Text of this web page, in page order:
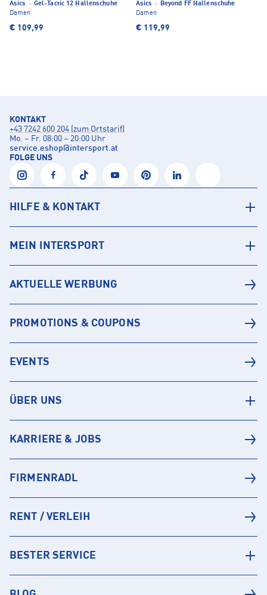
Asics · Gel-Tactic 12 Hallenschuhe
Damen
€ 109,99
Asics · Beyond FF Hallenschuhe
Damen
€ 119,99
KONTAKT
+43 7242 600 204 (zum Ortstarif)
Mo. – Fr. 08:00 – 20:00 Uhr
service.eshop@intersport.at
FOLGE UNS
HILFE & KONTAKT
MEIN INTERSPORT
AKTUELLE WERBUNG
PROMOTIONS & COUPONS
EVENTS
ÜBER UNS
KARRIERE & JOBS
FIRMENRADL
RENT / VERLEIH
BESTER SERVICE